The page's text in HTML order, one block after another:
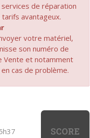
de réparation
avantageux.
votre matériel,
son numéro de
Vente et notamment
cas de problème.
SCORE